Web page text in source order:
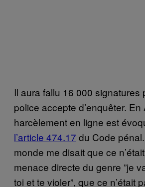
Il aura fallu 16 000 signatures
police accepte d’enquêter. En
harcèlement en ligne est
l’article 474.17 du Code
monde me disait que ce
menace directe du genre ”je
toi et te violer”, que ce n’était